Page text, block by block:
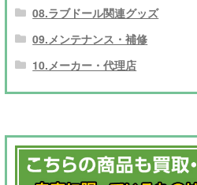
08.ラブドール関連グッズ
09.メンテナンス・補修
10.メーカー・代理店